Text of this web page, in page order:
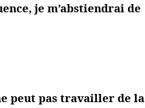
je m’abstiendrai de
peut pas travailler de la